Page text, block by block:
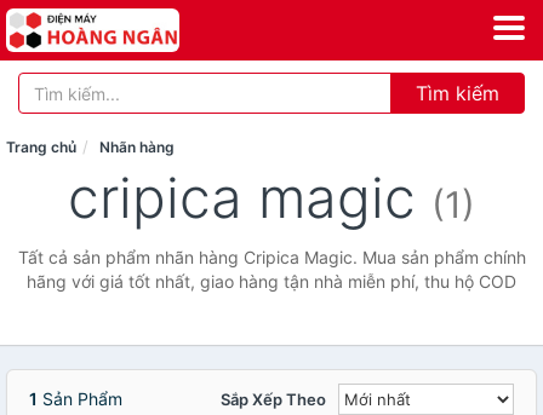
Tìm kiếm
Trang chủ Nhãn hàng
cripica magic (1)
Tất cả sản phẩm nhãn hàng Cripica Magic. Mua sản phẩm chính
hãng với giá tốt nhất, giao hàng tận nhà miễn phí, thu hộ COD
1 Sản Phẩm Sắp Xếp Theo